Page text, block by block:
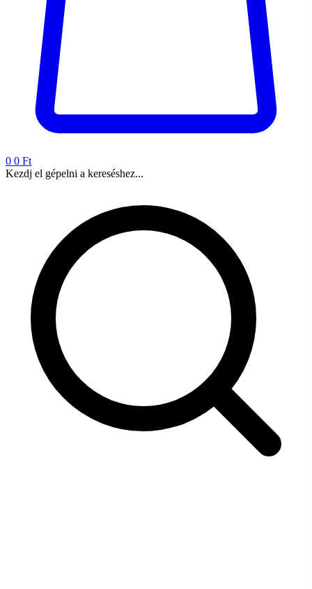
0 0 Ft
Kezdj el gépelni a kereséshez...